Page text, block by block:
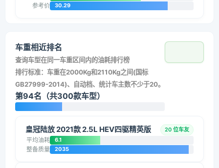
参考价 30.29
车重相近排名
查询车型在同一车重区间内的油耗排行榜
排行标准：车重在2000Kg和2110Kg之间(国标
GB27999-2014)、自动档、统计车主数不少于20。
第94名（共300款车型）
皇冠陆放 2021款 2.5L HEV四驱精英版 20 位车友
平均油耗 6.1
整备质量 2035